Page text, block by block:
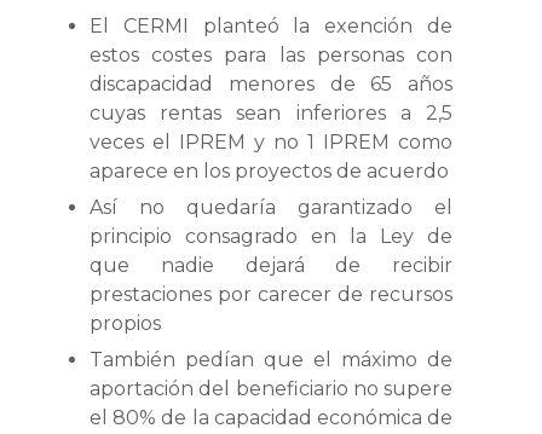
El CERMI planteó la exención de
estos costes para las personas con
discapacidad menores de 65 años
cuyas rentas sean inferiores a 2,5
veces el IPREM y no 1 IPREM como
aparece en los proyectos de acuerdo
Así no quedaría garantizado el
principio consagrado en la Ley de
que nadie dejará de recibir
prestaciones por carecer de recursos
propios
También pedían que el máximo de
aportación del beneficiario no supere
el 80% de la capacidad económica de